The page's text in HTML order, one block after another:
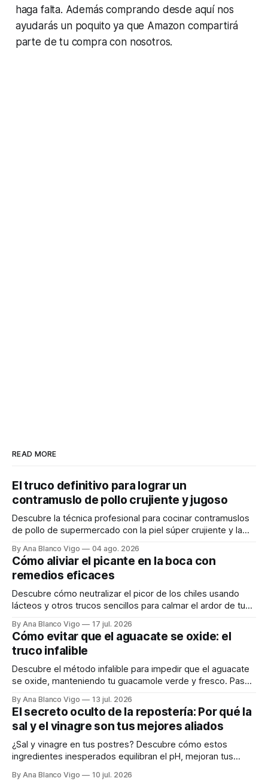
haga falta. Además comprando desde aquí nos
ayudarás un poquito ya que Amazon compartirá
parte de tu compra con nosotros.
READ MORE
El truco definitivo para lograr un
contramuslo de pollo crujiente y jugoso
Descubre la técnica profesional para cocinar contramuslos
de pollo de supermercado con la piel súper crujiente y la
By Ana Blanco Vigo 04 ago. 2026
Cómo aliviar el picante en la boca con
remedios eficaces
Descubre cómo neutralizar el picor de los chiles usando
lácteos y otros trucos sencillos para calmar el ardor de tu
By Ana Blanco Vigo 17 jul. 2026
Cómo evitar que el aguacate se oxide: el
truco infalible
Descubre el método infalible para impedir que el aguacate
se oxide, manteniendo tu guacamole verde y fresco. Paso
By Ana Blanco Vigo 13 jul. 2026
El secreto oculto de la repostería: Por qué la
sal y el vinagre son tus mejores aliados
¿Sal y vinagre en tus postres? Descubre cómo estos
ingredientes inesperados equilibran el pH, mejoran tus
By Ana Blanco Vigo 10 jul. 2026